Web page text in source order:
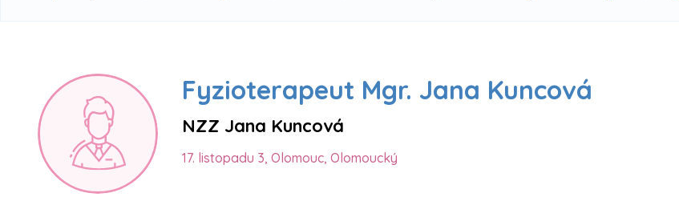
Fyzioterapeut Mgr. Jana Kuncová
NZZ Jana Kuncová
17. listopadu 3, Olomouc, Olomoucký